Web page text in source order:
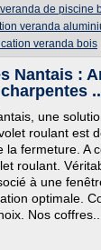
veranda de piscine
veranda
veranda bois
Nantais :
une
roulant est
la fermeture. A
roulant.
à une
optimale.
Nos coffres...